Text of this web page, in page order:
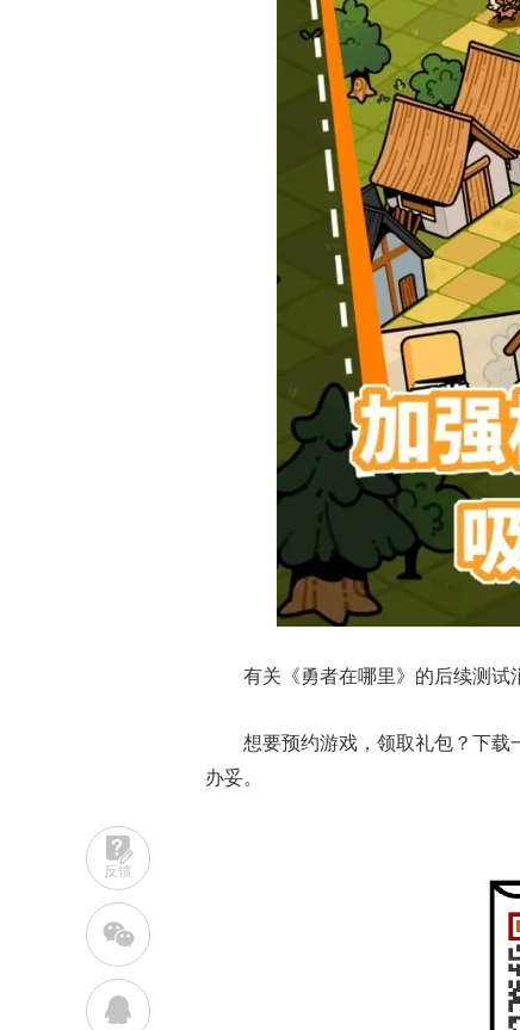
有关 《勇者在哪里》 的后续测试
想要预约游戏，领取礼包？下载
办妥。
反馈
w
q